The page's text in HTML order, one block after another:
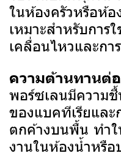
ในห้องครัวหรือห้
เหมาะสำหรับกา
เคลื่อนไหวและกา
ความต้านทานต่
พอร์ซเลนมีความ
ของแบคทีเรียแล
ตกค้างบนพื้น ทำใ
งานในห้องน้ำหรื